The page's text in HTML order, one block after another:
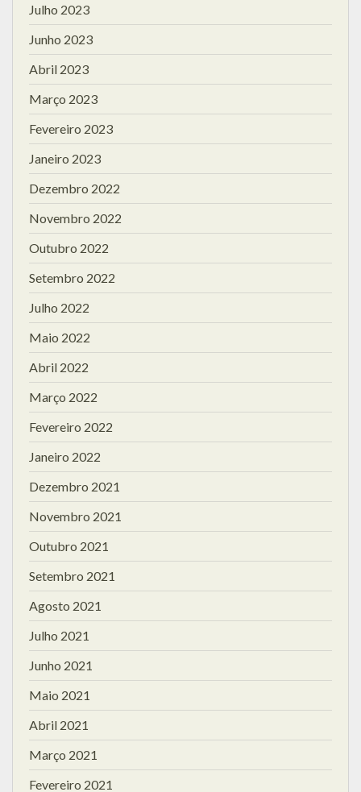
Julho 2023
Junho 2023
Abril 2023
Março 2023
Fevereiro 2023
Janeiro 2023
Dezembro 2022
Novembro 2022
Outubro 2022
Setembro 2022
Julho 2022
Maio 2022
Abril 2022
Março 2022
Fevereiro 2022
Janeiro 2022
Dezembro 2021
Novembro 2021
Outubro 2021
Setembro 2021
Agosto 2021
Julho 2021
Junho 2021
Maio 2021
Abril 2021
Março 2021
Fevereiro 2021